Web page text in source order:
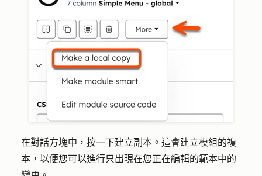
在對話方塊中，按一下建立副本 。這會建立模組的複
本，以便您可以進行只出現在您正在編輯的範本中的